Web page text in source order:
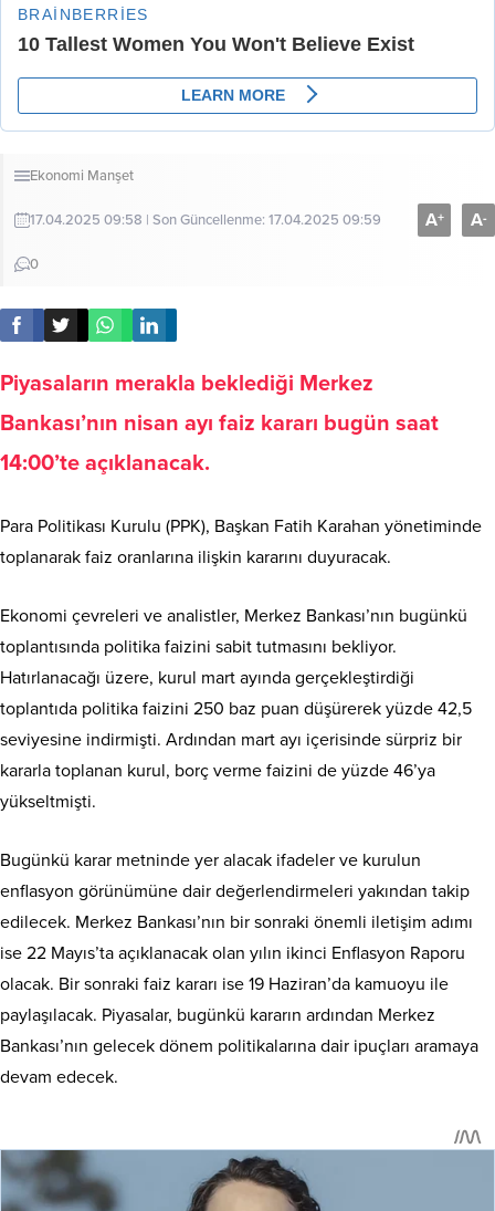
Ekonomi Manşet
17.04.2025 09:58 | Son Güncellenme: 17.04.2025 09:59
0
A+ A-
Piyasaların merakla beklediği Merkez
Bankası’nın nisan ayı faiz kararı bugün saat
14:00’te açıklanacak.
Para Politikası Kurulu (PPK), Başkan Fatih Karahan yönetiminde
toplanarak faiz oranlarına ilişkin kararını duyuracak.
Ekonomi çevreleri ve analistler, Merkez Bankası’nın bugünkü
toplantısında politika faizini sabit tutmasını bekliyor.
Hatırlanacağı üzere, kurul mart ayında gerçekleştirdiği
toplantıda politika faizini 250 baz puan düşürerek yüzde 42,5
seviyesine indirmişti. Ardından mart ayı içerisinde sürpriz bir
kararla toplanan kurul, borç verme faizini de yüzde 46’ya
yükseltmişti.
Bugünkü karar metninde yer alacak ifadeler ve kurulun
enflasyon görünümüne dair değerlendirmeleri yakından takip
edilecek. Merkez Bankası’nın bir sonraki önemli iletişim adımı
ise 22 Mayıs’ta açıklanacak olan yılın ikinci Enflasyon Raporu
olacak. Bir sonraki faiz kararı ise 19 Haziran’da kamuoyu ile
paylaşılacak. Piyasalar, bugünkü kararın ardından Merkez
Bankası’nın gelecek dönem politikalarına dair ipuçları aramaya
devam edecek.